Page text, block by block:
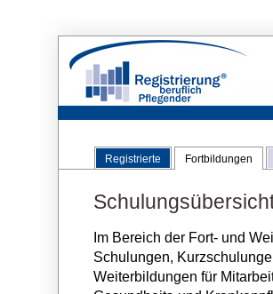
Registrierte Fortbildungen
Im Bereich der Fort- und
Schulungen,
Weiterbildungen für